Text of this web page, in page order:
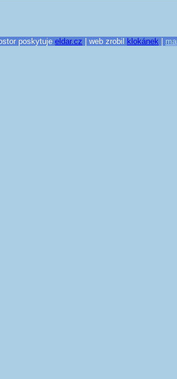
poskytuje eldar.cz | web zrobil klokánek